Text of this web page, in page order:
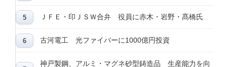
ＪＦＥ・印ＪＳＷ合弁 役員に赤木・岩野・髙橋氏
古河電工 光ファイバーに1000億円投資
神戸製鋼、アルミ・マグネ砂型鋳造品 生産能力を向